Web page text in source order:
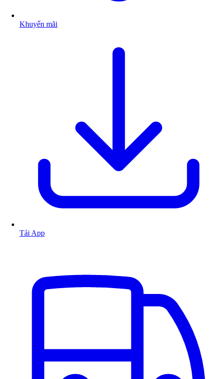
Khuyến mãi
Tải App